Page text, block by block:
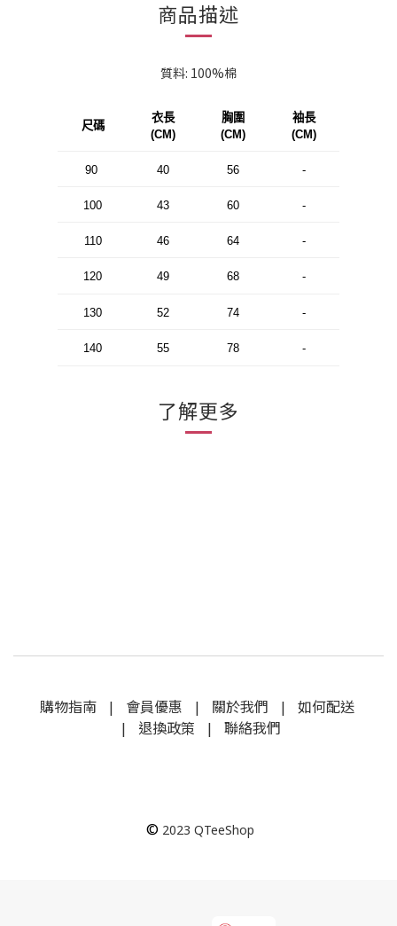
商品描述
質料: 100%棉
尺碼
衣長
(CM)
胸圍
(CM)
袖長
(CM)
90 40 56 -
100 43 60 -
110 46 64 -
120 49 68 -
130 52 74 -
140 55 78 -
了解更多
購物指南| 會員優惠 | 關於我們 | 如何配送
| 退換政策 | 聯絡我們
© 2023 QTeeShop